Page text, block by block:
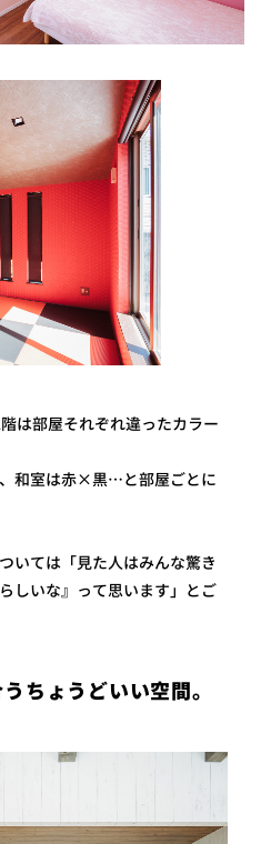
は部屋それぞれ違ったカラー
和室は赤×黒…と部屋ごとに
いては「見た人はみんな驚き
しいな』って思います」とご
ちょうどいい空間。